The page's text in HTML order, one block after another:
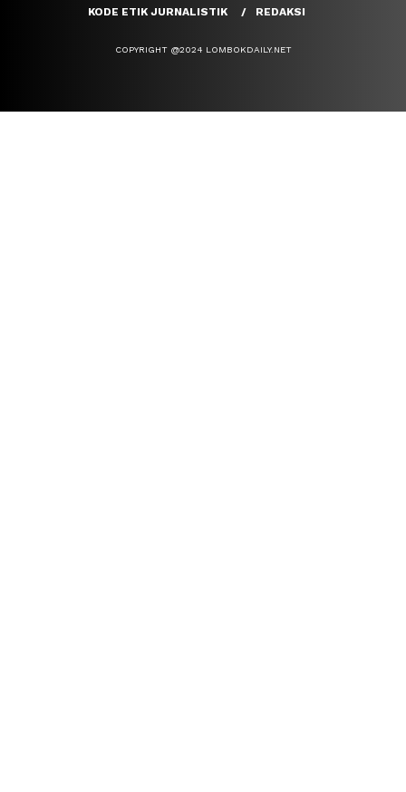
KODE ETIK JURNALISTIK REDAKSI
COPYRIGHT @2024 LOMBOKDAILY.NET